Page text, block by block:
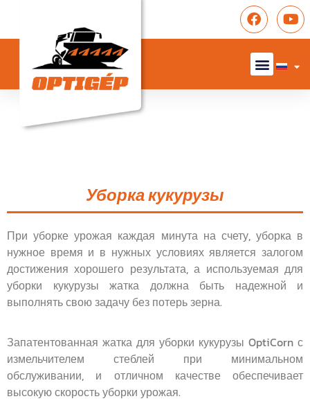
Уборка кукурузы
При уборке урожая каждая минута на счету, уборка в
нужное время и в нужных условиях является залогом
достижения хорошего результата, а используемая для
уборки кукурузы жатка должна быть надежной и
выполнять свою задачу без потерь зерна.
Запатентованная жатка для уборки кукурузы OptiCorn с
измельчителем стеблей при минимальном
обслуживании, и отличном качестве обеспечивает
высокую скорость уборки урожая.